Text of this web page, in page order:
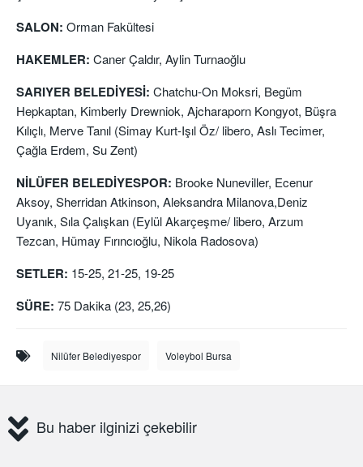
SALON: Orman Fakültesi
HAKEMLER: Caner Çaldır, Aylin Turnaoğlu
SARIYER BELEDİYESİ: Chatchu-On Moksri, Begüm
Hepkaptan, Kimberly Drewniok, Ajcharaporn Kongyot, Büşra
Kılıçlı, Merve Tanıl (Simay Kurt-Işıl Öz/ libero, Aslı Tecimer,
Çağla Erdem, Su Zent)
NİLÜFER BELEDİYESPOR: Brooke Nuneviller, Ecenur
Aksoy, Sherridan Atkinson, Aleksandra Milanova,Deniz
Uyanık, Sıla Çalışkan (Eylül Akarçeşme/ libero, Arzum
Tezcan, Hümay Fırıncıoğlu, Nikola Radosova)
SETLER: 15-25, 21-25, 19-25
SÜRE: 75 Dakika (23, 25,26)
Nilüfer Belediyespor Voleybol Bursa
Bu haber ilginizi çekebilir